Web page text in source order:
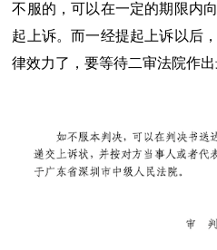
不服的，可以在一定的期限内
起上诉。而一经提起上诉以后
律效力了，要等待二审法院作出